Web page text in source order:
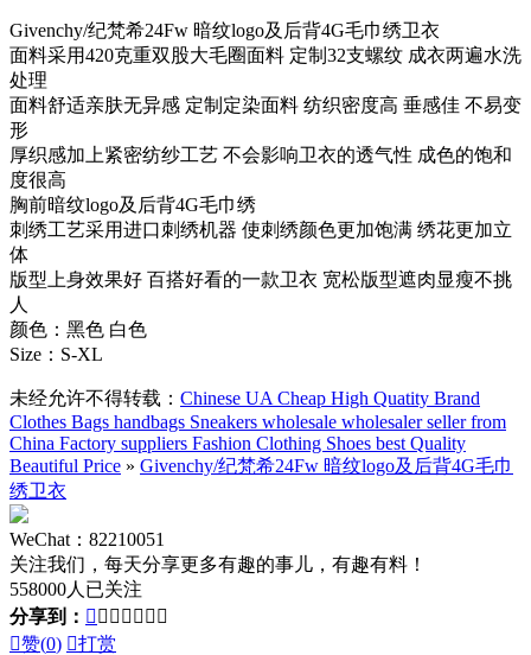
Givenchy/纪梵希24Fw 暗纹logo及后背4G毛巾绣卫衣
面料采用420克重双股大毛圈面料 定制32支螺纹 成衣两遍水洗
处理
面料舒适亲肤无异感 定制定染面料 纺织密度高 垂感佳 不易变
形
厚织感加上紧密纺纱工艺 不会影响卫衣的透气性 成色的饱和
度很高
胸前暗纹logo及后背4G毛巾绣
刺绣工艺采用进口刺绣机器 使刺绣颜色更加饱满 绣花更加立
体
版型上身效果好 百搭好看的一款卫衣 宽松版型遮肉显瘦不挑
人
颜色：黑色 白色
Size：S-XL
未经允许不得转载： Chinese UA Cheap High Quatity Brand
Clothes Bags handbags Sneakers wholesale wholesaler seller from
China Factory suppliers Fashion Clothing Shoes best Quality
Beautiful Price » Givenchy/纪梵希24Fw 暗纹logo及后背4G毛巾
绣卫衣
WeChat：82210051
关注我们，每天分享更多有趣的事儿，有趣有料！
558000人已关注
分享到：       
赞(0) 打赏